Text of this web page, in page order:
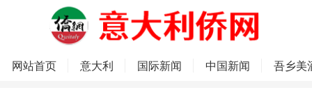
网站首页 意大利 国际新闻 中国新闻 吾乡美